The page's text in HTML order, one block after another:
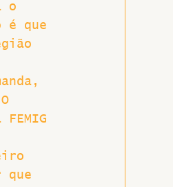
o
é que
que